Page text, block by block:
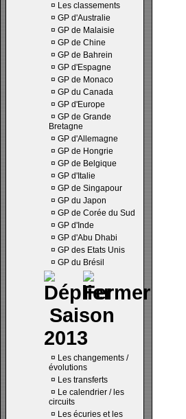
¤ Les classements
¤ GP d'Australie
¤ GP de Malaisie
¤ GP de Chine
¤ GP de Bahrein
¤ GP d'Espagne
¤ GP de Monaco
¤ GP du Canada
¤ GP d'Europe
¤ GP de Grande
Bretagne
¤ GP d'Allemagne
¤ GP de Hongrie
¤ GP de Belgique
¤ GP d'Italie
¤ GP de Singapour
¤ GP du Japon
¤ GP de Corée du Sud
¤ GP d'Inde
¤ GP d'Abu Dhabi
¤ GP des Etats Unis
¤ GP du Brésil
Saison
2013
¤ Les changements /
évolutions
¤ Les transferts
¤ Le calendrier / les
circuits
¤ Les écuries et les